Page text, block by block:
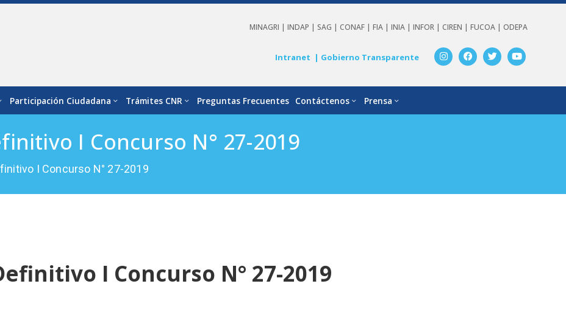
MINAGRI |INDAP | SAG | CONAF |FIA |INIA |INFOR | CIREN |FUCOA | ODEPA
Intranet | Gobierno Transparente
Participación Ciudadana Trámites CNR Preguntas Frecuentes Contáctenos Prensa
I Concurso N° 27-2019
I Concurso N° 27-2019
I Concurso N° 27-2019